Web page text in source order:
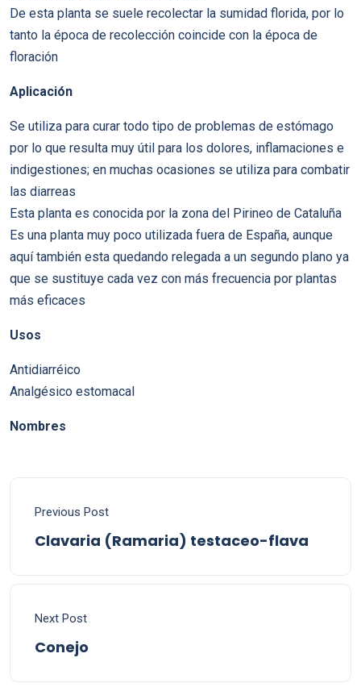
De esta planta se suele recolectar la sumidad florida, por lo
tanto la época de recolección coincide con la época de
floración
Aplicación
Se utiliza para curar todo tipo de problemas de estómago
por lo que resulta muy útil para los dolores, inflamaciones e
indigestiones; en muchas ocasiones se utiliza para combatir
las diarreas
Esta planta es conocida por la zona del Pirineo de Cataluña
Es una planta muy poco utilizada fuera de España, aunque
aquí también esta quedando relegada a un segundo plano ya
que se sustituye cada vez con más frecuencia por plantas
más eficaces
Usos
Antidiarréico
Analgésico estomacal
Nombres
Previous Post
Clavaria (Ramaria) testaceo-flava
Next Post
Conejo